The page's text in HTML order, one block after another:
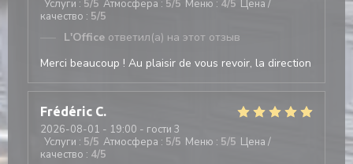
Услуги : 5/5 Атмосфера : 5/5 Меню : 4/5 Цена /
качество : 5/5
L'Office ответил(а) на этот отзыв
Merci beaucoup ! Au plaisir de vous revoir, la direction
Frédéric C
2026-08-01 - 19:00 - гости 3
Услуги : 5/5 Атмосфера : 5/5 Меню : 5/5 Цена /
качество : 4/5